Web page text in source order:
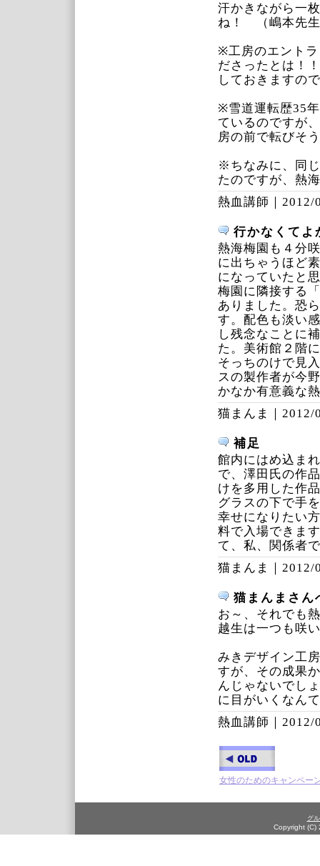
汗かきながら一
ね！ （嶋本先生
※工房のエント
ださったとは！
しておきますの
※雪道運転歴35
ているのですが
房の前で転びそ
※ちなみに、同
たのですが、熱
熱血講師｜ 2012/
行かなくてよ
熱海梅園も４分
に出ちゃうほど
になっていたと
梅園に隣接する
ありました。恐
す。配色も淡い
し残念なことに
た。美術館２階
そっちのけで見
スの製作者が今
かなか有意義な
猫まんま｜ 2012/
補足
館内にはめ込ま
で、澤田氏の作
けを多用した作
グラスの下で手
幸せになりたい
料で入場できま
て、私、関係者
猫まんま｜ 2012/
猫まんまさん
お～、それでも
越生は一つも咲
みきデザイン工
すが、その成果
んじゃないでし
に目がいくなん
熱血講師｜ 2012/
女性のためのキャンペー
グ
Copyright (C)